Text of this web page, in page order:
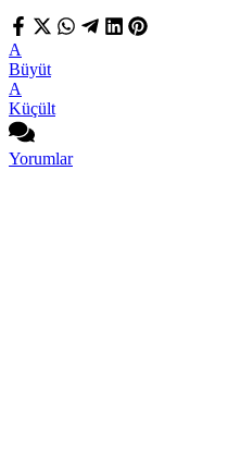
A
Büyüt
A
Küçült
Yorumlar